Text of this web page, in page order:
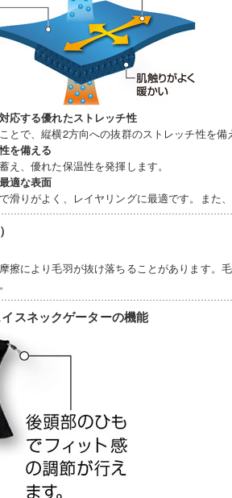
応する優れたストレッチ性
とで、縦横2方向への抜群のストレッチ性を備
を備える
え、優れた保温性を発揮します。
適な表面
滑りがよく、レイヤリングに最適です。また
擦により毛羽が抜け落ちることがあります。
スネックゲーターの機能